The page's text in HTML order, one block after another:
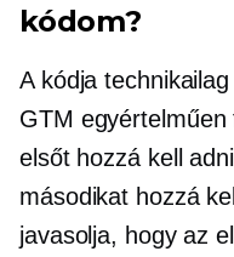
kódom?
A kódja
GTM
elsőt hozzá kell
másodikat hozzá
javasolja, hogy az